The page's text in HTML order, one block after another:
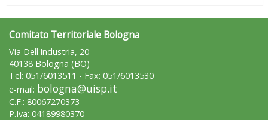
Comitato Territoriale Bologna
Via Dell'Industria, 20
40138 Bologna (BO)
Tel: 051/6013511 - Fax: 051/6013530
e-mail: bologna@uisp.it
C.F.: 80067270373
P.Iva: 04189980370